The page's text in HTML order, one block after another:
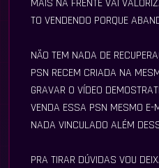
MAIS NA FRENTE VAI
TO VENDENDO PORQUE
NÃO TEM NADA DE
PSN RECEM CRIADA NA
GRAVAR O VÍDEO
VENDA ESSA PSN MESMO E-
NADA VINCULADO ALÉM
PRA TIRAR DÚVIDAS VOU